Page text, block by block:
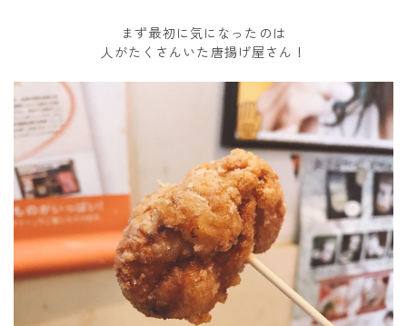
まず最初に気になったのは
人がたくさんいた唐揚げ屋さん！